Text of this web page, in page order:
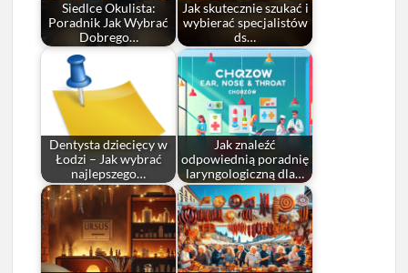
Siedlce Okulista:
Poradnik Jak Wybrać
Dobrego…
Jak skutecznie szukać i
wybierać specjalistów
ds…
Dentysta dziecięcy w
Łodzi – Jak wybrać
najlepszego…
Jak znaleźć
odpowiednią poradnię
laryngologiczną dla…